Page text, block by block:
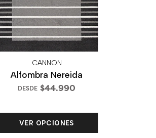
CANNON
Alfombra Nereida
DESDE $44.990
VER OPCIONES